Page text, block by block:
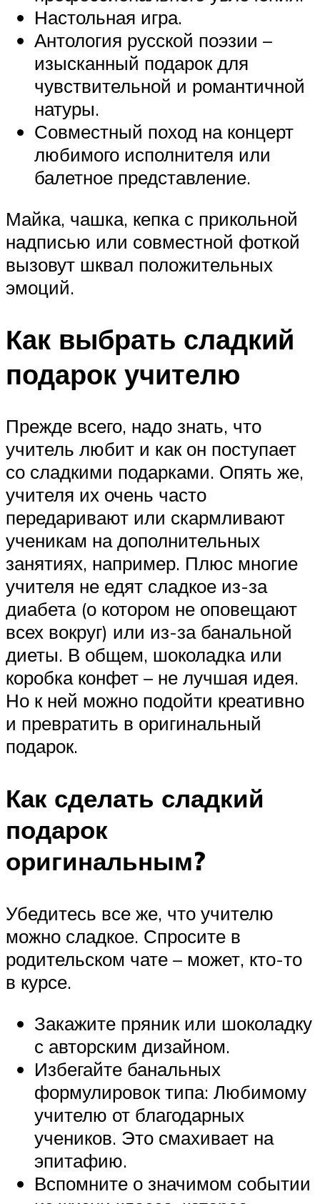
Настольная игра.
Антология русской поэзии –
изысканный подарок для
чувствительной и романтичной
натуры.
Совместный поход на концерт
любимого исполнителя или
балетное представление.
Майка, чашка, кепка с прикольной
надписью или совместной фоткой
вызовут шквал положительных
эмоций.
Как выбрать сладкий
подарок учителю
Прежде всего, надо знать, что
учитель любит и как он поступает
со сладкими подарками. Опять же,
учителя их очень часто
передаривают или скармливают
ученикам на дополнительных
занятиях, например. Плюс многие
учителя не едят сладкое из-за
диабета (о котором не оповещают
всех вокруг) или из-за банальной
диеты. В общем, шоколадка или
коробка конфет – не лучшая идея.
Но к ней можно подойти креативно
и превратить в оригинальный
подарок.
Как сделать сладкий
подарок
оригинальным?
Убедитесь все же, что учителю
можно сладкое. Спросите в
родительском чате – может, кто-то
в курсе.
Закажите пряник или шоколадку
с авторским дизайном.
Избегайте банальных
формулировок типа: Любимому
учителю от благодарных
учеников. Это смахивает на
эпитафию.
Вспомните о значимом событии